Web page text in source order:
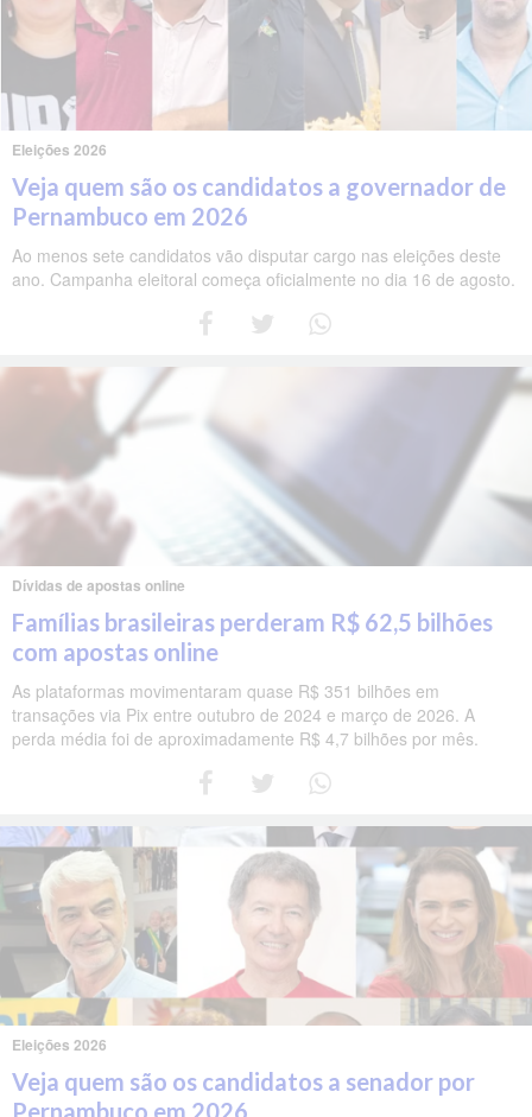
Eleições 2026
Veja quem são os candidatos a governador de
Pernambuco em 2026
Ao menos sete candidatos vão disputar cargo nas eleições deste
ano. Campanha eleitoral começa oficialmente no dia 16 de agosto.
Dívidas de apostas online
Famílias brasileiras perderam R$ 62,5 bilhões
com apostas online
As plataformas movimentaram quase R$ 351 bilhões em
transações via Pix entre outubro de 2024 e março de 2026. A
perda média foi de aproximadamente R$ 4,7 bilhões por mês.
Eleições 2026
Veja quem são os candidatos a senador por
Pernambuco em 2026